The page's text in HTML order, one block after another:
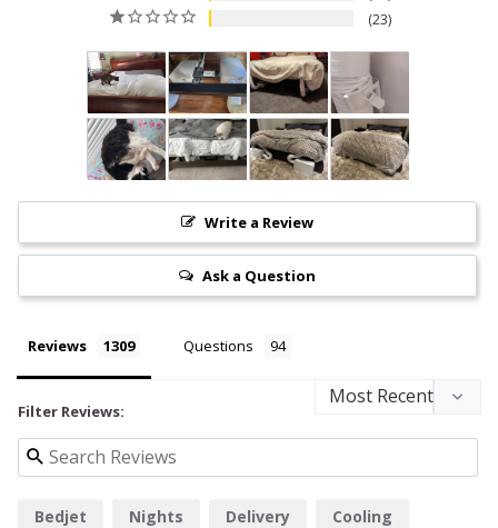
23
Write a Review
Ask a Question
Reviews Questions
Filter Reviews:
Bedjet Nights Delivery Cooling